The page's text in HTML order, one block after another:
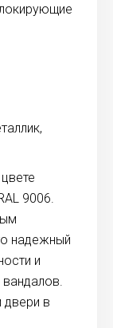
9006.
надежный
и
двери в